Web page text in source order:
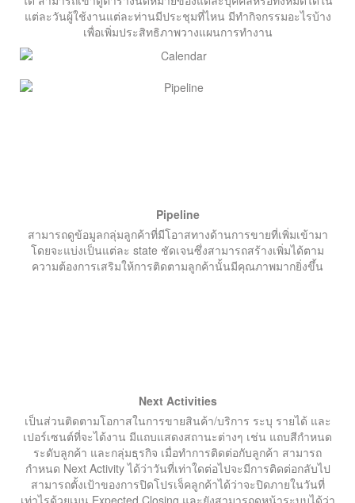
แต่ละวันผู้ใช้งานแต่ละท่านมีประชุมที่ไหน มีทำกิจกรรมอะไรบ้าง
เพื่อเพิ่มประสิทธิภาพวางแผนการทำงาน
Pipeline
สามารถดูข้อมูลกลุ่มลูกค้าที่มีโอาสทางด้านการขายที่เพิ่มเข้ามา
โดยจะแบ่งเป็นแต่ละ state ชัดเจนซึ่งสามารถสร้างเพิ่มได้ตาม
ความต้องการเสริมให้การติดตามลูกค้านั้นมีคุณภาพมากยิ่งขึ้น
Next Activities
เป็นส่วนติดตามโอกาสในการขายสินค้า/บริการ ระบุ รายได้ และ
เปอร์เซนต์ที่จะได้งาน มีแถบแสดงสถานะต่างๆ เช่น แถบสีกำหนด
ระดับลูกค้า และกลุ่มธุรกิจ เมื่อทำการติดต่อกับลูกค้า สามารถ
กำหนด Next Activity ได้ว่าวันที่เท่าใดต่อไปจะมีการติดต่อกลับไป
สามารถตั้งเป้าของการปิดโปรเจ็คลูกค้าได้ว่าจะปิดภายในวันที่
เท่าไรด้วยเมนู Expected Closing และยังสามารถดูหน้าระบบได้ว่า